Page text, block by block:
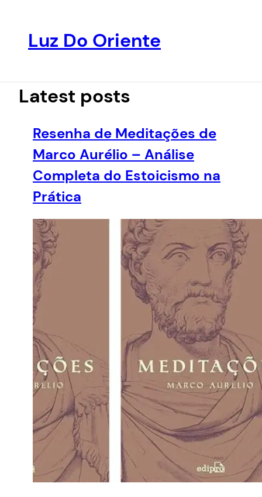
conteúdo
Luz Do Oriente
Latest posts
Resenha de Meditações de
Marco Aurélio – Análise
Completa do Estoicismo na
Prática